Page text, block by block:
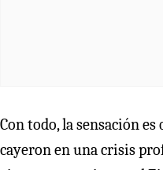
Con todo, la sensación
cayeron en una crisis